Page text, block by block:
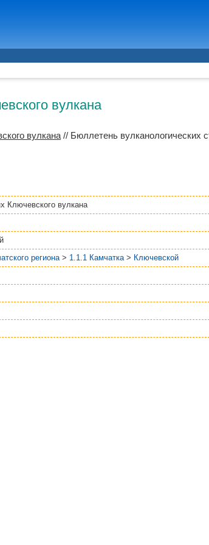
вулкана
вулкана // Бюллетень вулканологических
Ключевского вулкана
региона > 1.1.1 Камчатка > Ключевской